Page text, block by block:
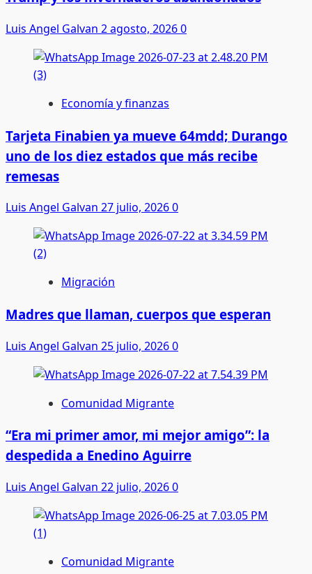
Luis Angel Galvan 2 agosto, 20260
Economía y finanzas
Tarjeta Finabien ya mueve 64mdd; Durango
uno de los diez estados que más recibe
remesas
Luis Angel Galvan 27 julio, 20260
Migración
Madres que llaman, cuerpos que esperan
Luis Angel Galvan 25 julio, 20260
Comunidad Migrante
“Era mi primer amor, mi mejor amigo”: la
despedida a Enedino Aguirre
Luis Angel Galvan 22 julio, 20260
Comunidad Migrante